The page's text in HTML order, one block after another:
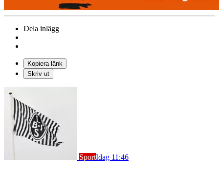
Dela inlägg
Kopiera länk
Skriv ut
SportIdag 11:46